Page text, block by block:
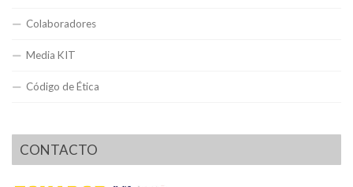
Colaboradores
Media KIT
Código de Ética
CONTACTO